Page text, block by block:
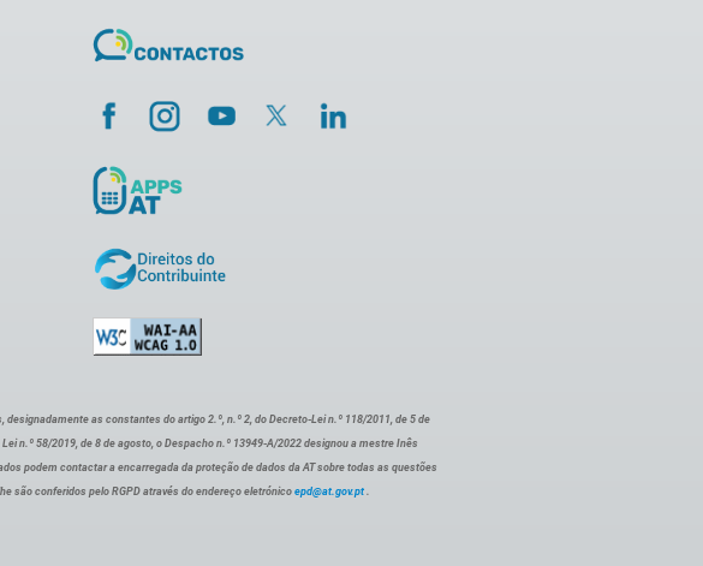
as constantes do artigo 2.º, n.º 2, do Decreto-Lei n.º 118/2011, de 5 de
n.º 58/2019, de 8 de agosto, o Despacho n.º 13949-A/2022 designou a mestre Inês
podem contactar a encarregada da proteção de dados da AT sobre todas as questões
são conferidos pelo RGPD através do endereço eletrónico epd@at.gov.pt .